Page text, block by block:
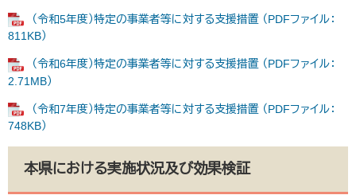
（令和5年度）特定の事業者等に対する支援措置 （PDFファイル：
811KB）
（令和6年度）特定の事業者等に対する支援措置 （PDFファイル：
2.71MB）
（令和7年度）特定の事業者等に対する支援措置 （PDFファイル：
748KB）
本県における実施状況及び効果検証